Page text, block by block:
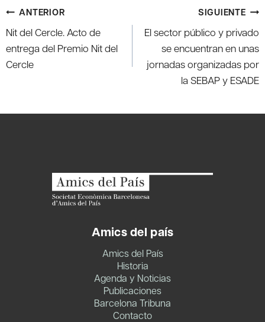
Navegación
de
entradas
ANTERIOR
Nit del Cercle. Acto de
entrega del Premio Nit del
Cercle
SIGUIENTE
El sector público y privado
se encuentran en unas
jornadas organizadas por
la SEBAP y ESADE
Amics del país
Amics del País
Historia
Agenda y Noticias
Publicaciones
Barcelona Tribuna
Contacto